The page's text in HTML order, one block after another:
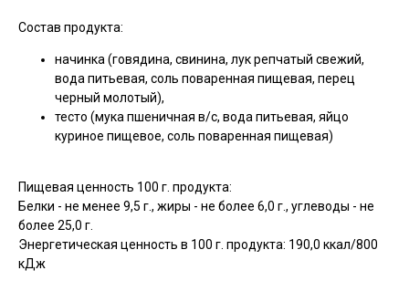
Состав продукта:
начинка (говядина, свинина, лук репчатый свежий,
вода питьевая, соль поваренная пищевая, перец
черный молотый),
тесто (мука пшеничная в/с, вода питьевая, яйцо
куриное пищевое, соль поваренная пищевая)
Пищевая ценность 100 г. продукта:
Белки - не менее 9,5 г., жиры - не более 6,0 г., углеводы - не
более 25,0 г.
Энергетическая ценность в 100 г. продукта: 190,0 ккал/800
кДж